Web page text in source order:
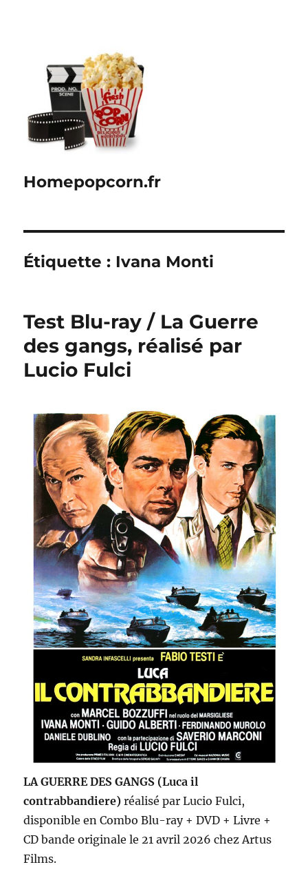
Homepopcorn.fr
Étiquette : Ivana Monti
Test Blu-ray / La Guerre
des gangs, réalisé par
Lucio Fulci
LA GUERRE DES GANGS (Luca il
contrabbandiere) réalisé par Lucio Fulci,
disponible en Combo Blu-ray + DVD + Livre +
CD bande originale le 21 avril 2026 chez Artus
Films.